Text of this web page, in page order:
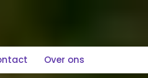
Over ons